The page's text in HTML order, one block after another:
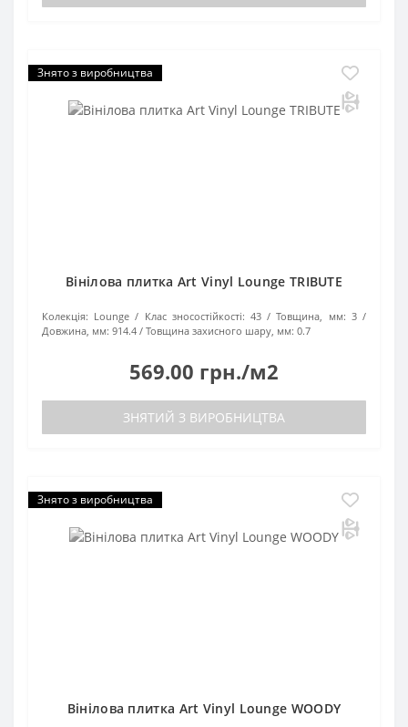
Знято з виробництва
Вінілова плитка Art Vinyl Lounge TRIBUTE
Колекція: Lounge Клас зносостійкості: 43 Товщина, мм: 3
Довжина, мм: 914.4 Товщина захисного шару, мм: 0.7
569.00 грн./м2
ЗНЯТИЙ З ВИРОБНИЦТВА
Знято з виробництва
Вінілова плитка Art Vinyl Lounge WOODY